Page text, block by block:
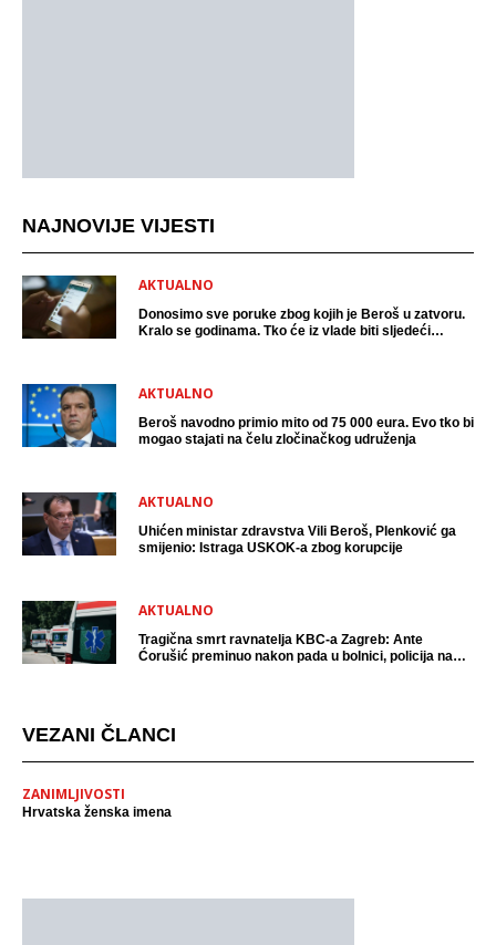
NAJNOVIJE VIJESTI
AKTUALNO
Donosimo sve poruke zbog kojih je Beroš u zatvoru.
Kralo se godinama. Tko će iz vlade biti sljedeći
AKTUALNO
Beroš navodno primio mito od 75 000 eura. Evo tko bi
mogao stajati na čelu zločinačkog udruženja
AKTUALNO
Uhićen ministar zdravstva Vili Beroš, Plenković ga
smijenio: Istraga USKOK-a zbog korupcije
AKTUALNO
Tragična smrt ravnatelja KBC-a Zagreb: Ante
Ćorušić preminuo nakon pada u bolnici, policija na
VEZANI ČLANCI
ZANIMLJIVOSTI
Hrvatska ženska imena